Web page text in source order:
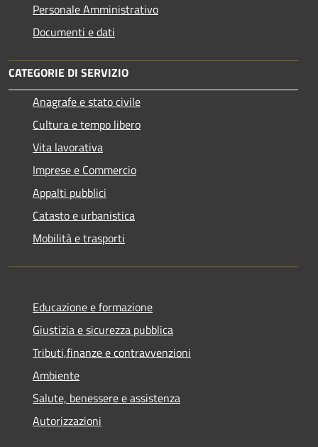
Personale Amministrativo
Documenti e dati
CATEGORIE DI SERVIZIO
Anagrafe e stato civile
Cultura e tempo libero
Vita lavorativa
Imprese e Commercio
Appalti pubblici
Catasto e urbanistica
Mobilità e trasporti
Educazione e formazione
Giustizia e sicurezza pubblica
Tributi,finanze e contravvenzioni
Ambiente
Salute, benessere e assistenza
Autorizzazioni